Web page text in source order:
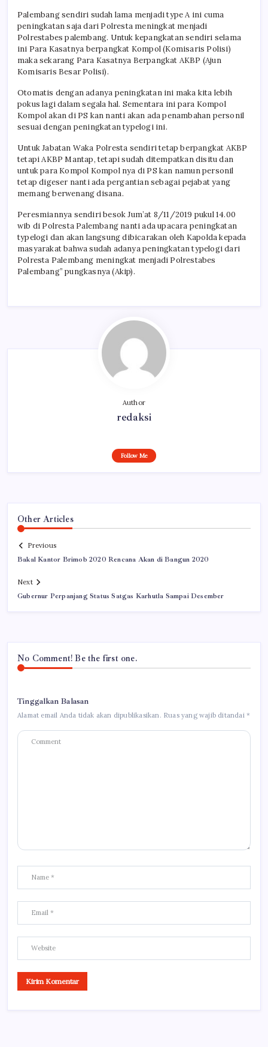
Palembang sendiri sudah lama menjadi type A ini cuma
peningkatan saja dari Polresta meningkat menjadi
Polrestabes palembang. Untuk kepangkatan sendiri selama
ini Para Kasatnya berpangkat Kompol (Komisaris Polisi)
maka sekarang Para Kasatnya Berpangkat AKBP (Ajun
Komisaris Besar Polisi).
Otomatis dengan adanya peningkatan ini maka kita lebih
pokus lagi dalam segala hal. Sementara ini para Kompol
Kompol akan di PS kan nanti akan ada penambahan personil
sesuai dengan peningkatan typelogi ini.
Untuk Jabatan Waka Polresta sendiri tetap berpangkat AKBP
tetapi AKBP Mantap, tetapi sudah ditempatkan disitu dan
untuk para Kompol Kompol nya di PS kan namun personil
tetap digeser nanti ada pergantian sebagai pejabat yang
memang berwenang disana.
Peresmiannya sendiri besok Jum’at 8/11/2019 pukul 14.00
wib di Polresta Palembang nanti ada upacara peningkatan
typelogi dan akan langsung dibicarakan oleh Kapolda kepada
masyarakat bahwa sudah adanya peningkatan typelogi dari
Polresta Palembang meningkat menjadi Polrestabes
Palembang” pungkasnya (Akip).
Author
redaksi
Follow Me
Other Articles
Previous
Bakal Kantor Brimob 2020 Rencana Akan di Bangun 2020
Next
Gubernur Perpanjang Status Satgas Karhutla Sampai Desember
No Comment! Be the first one.
Tinggalkan Balasan
Alamat email Anda tidak akan dipublikasikan. Ruas yang wajib ditandai*